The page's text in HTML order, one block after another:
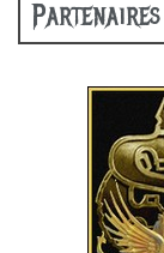
Partenaires